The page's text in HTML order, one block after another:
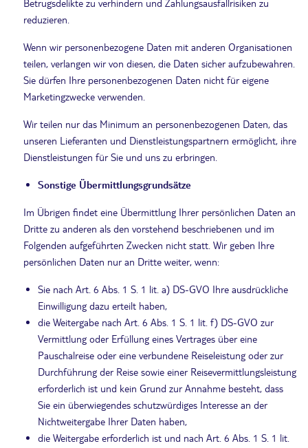
reduzieren.
Wenn wir personenbezogene Daten mit anderen Organisationen
teilen, verlangen wir von diesen, die Daten sicher aufzubewahren.
Sie dürfen Ihre personenbezogenen Daten nicht für eigene
Marketingzwecke verwenden.
Wir teilen nur das Minimum an personenbezogenen Daten, das
unseren Lieferanten und Dienstleistungspartnern ermöglicht, ihre
Dienstleistungen für Sie und uns zu erbringen.
Sonstige Übermittlungsgrundsätze
Im Übrigen findet eine Übermittlung Ihrer persönlichen Daten an
Dritte zu anderen als den vorstehend beschriebenen und im
Folgenden aufgeführten Zwecken nicht statt. Wir geben Ihre
persönlichen Daten nur an Dritte weiter, wenn:
Sie nach Art. 6 Abs. 1 S. 1 lit. a) DS-GVO Ihre ausdrückliche
Einwilligung dazu erteilt haben,
die Weitergabe nach Art. 6 Abs. 1 S. 1 lit. f) DS-GVO zur
Vermittlung oder Erfüllung eines Vertrages über eine
Pauschalreise oder eine verbundene Reiseleistung oder zur
Durchführung der Reise sowie einer Reisevermittlungsleistung
erforderlich ist und kein Grund zur Annahme besteht, dass
Sie ein überwiegendes schutzwürdiges Interesse an der
Nichtweitergabe Ihrer Daten haben,
die Weitergabe erforderlich ist und nach Art. 6 Abs. 1 S. 1 lit.